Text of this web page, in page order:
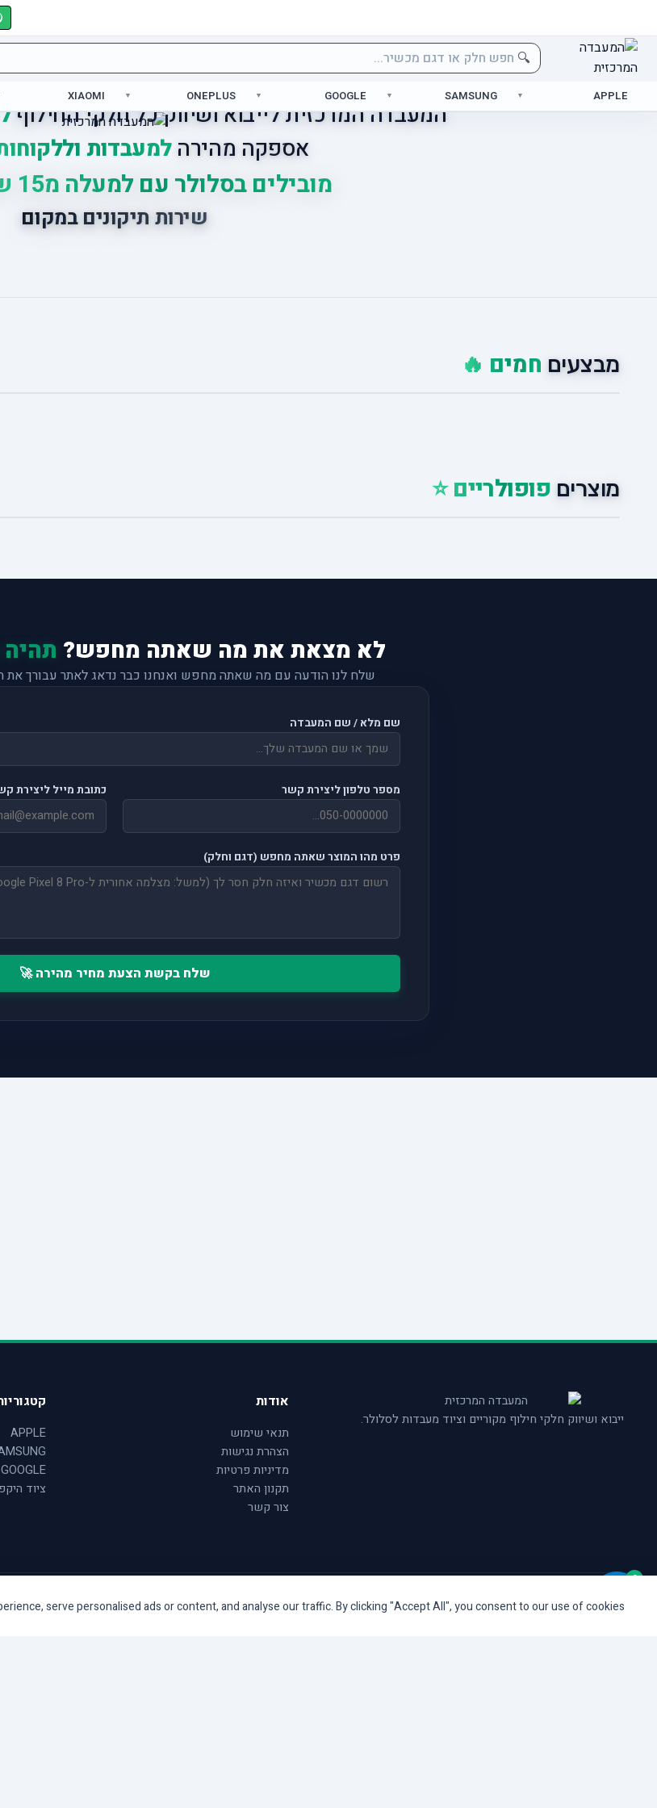
serve personalised ads or content, and analyse our traffic. By clicking "Accept All", you consent to our use of cookies.
🔍
APPLE
SAMSUNG
GOOGLE
ONEPLUS
XIAOMI
המעבדה המרכזית לייבוא ושיווק כל חלקי החילוף
אספקה מהירהלמעבדות
מובילים בסלולר עם למעלה מ15 שנות ניסיון
שירות תיקונים במקום
מבצעים חמים 🔥
מוצרים פופולריים ⭐
לא מצאת את מה שאתה מחפש?
שלח לנו הודעה עם מה שאתה מחפש ואנחנו כבר נדאג לאתר עבורך את
שם מלא / שם המעבדה
מספר טלפון ליצירת קשר כתובת מייל ליצירת
פרט מהו המוצר שאתה מחפש (דגם וחלק)
שלח בקשת הצעת מחיר מהירה 🚀
ייבוא ושיווק חלקי חילוף מקוריים וציוד מעבדות לסלולר.
אודות
תנאי שימוש
הצהרת נגישות
מדיניות פרטיות
תקנון האתר
צור קשר
APPLE
GOOGLE
ציוד
© המעבדה המרכזית TAS ISRAEL. כל הזכויות שמורות.
0